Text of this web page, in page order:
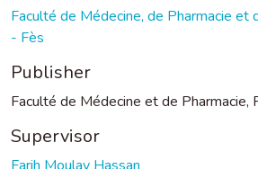
Faculté de Médecine, de Pharmacie et
- Fès
Publisher
Faculté de Médecine et de Pharmacie,
Supervisor